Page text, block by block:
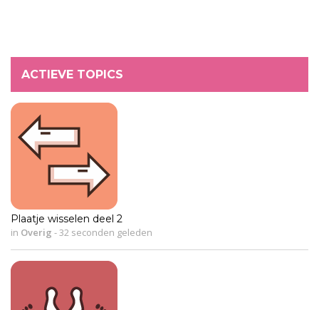
ACTIEVE TOPICS
Plaatje wisselen deel 2
in Overig -32 seconden geleden